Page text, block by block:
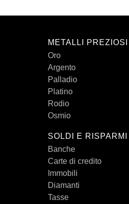
METALLI PREZIOSI
Oro
Argento
Palladio
Platino
Rodio
Osmio
SOLDI E RISPARMI
Banche
Carte di credito
Immobili
Diamanti
Tasse